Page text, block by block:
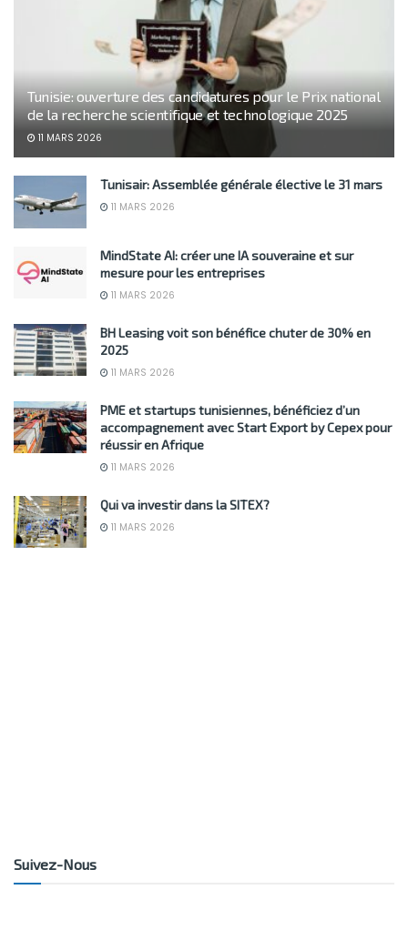
Tunisie: ouverture des candidatures pour le Prix national
de la recherche scientifique et technologique 2025
11 MARS 2026
Tunisair: Assemblée générale élective le 31 mars
11 MARS 2026
MindState AI: créer une IA souveraine et sur
mesure pour les entreprises
11 MARS 2026
BH Leasing voit son bénéfice chuter de 30% en
2025
11 MARS 2026
PME et startups tunisiennes, bénéficiez d’un
accompagnement avec Start Export by Cepex pour
réussir en Afrique
11 MARS 2026
Qui va investir dans la SITEX?
11 MARS 2026
Suivez-Nous